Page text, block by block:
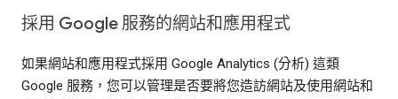
採用 Google 服務的網站和應用程式
如果網站和應用程式採用 Google Analytics (分析) 這類
Google 服務，您可以管理是否要將您造訪網站及使用網站和